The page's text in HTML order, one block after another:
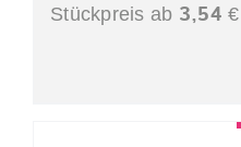
Stückpreis ab 3,54 €